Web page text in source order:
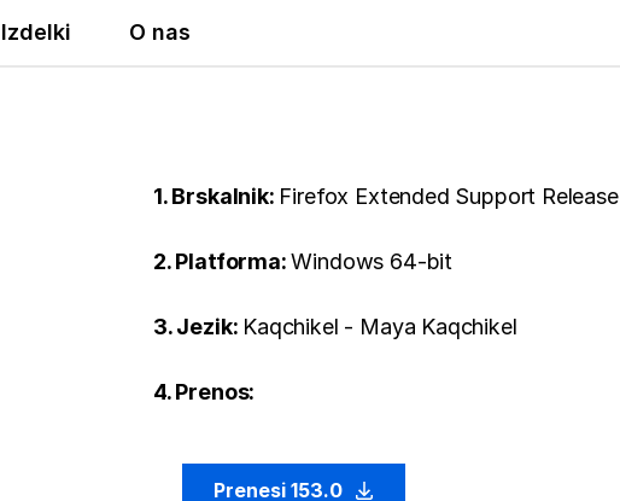
Izdelki O nas
1. Brskalnik: Firefox Extended Support Release
2. Platforma:Windows 64-bit
3. Jezik: Kaqchikel - Maya Kaqchikel
4. Prenos:
Prenesi 153.0